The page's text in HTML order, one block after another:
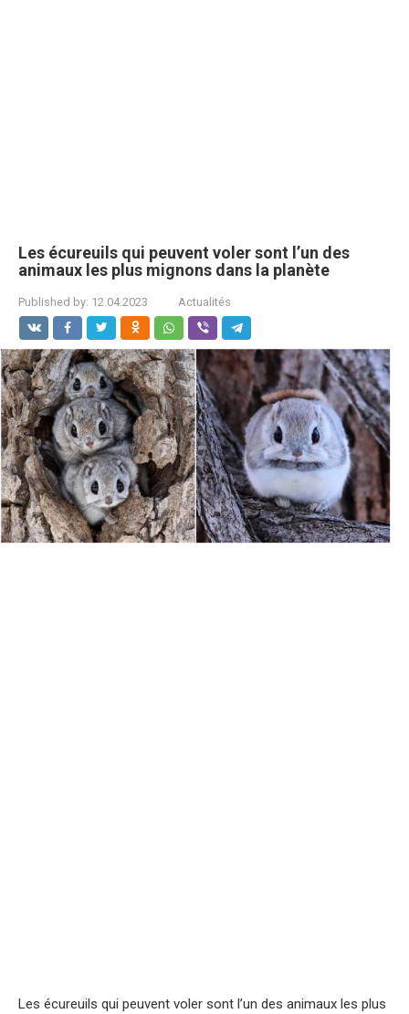
Les écureuils qui peuvent voler sont l’un des
animaux les plus mignons dans la planète
Published by: 12.04.2023 Actualités
Les écureuils qui peuvent voler sont l’un des animaux les plus